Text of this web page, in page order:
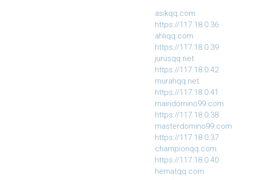
asikqq.com
https://117.18.0.36
ahliqq.com
https://117.18.0.39
jurusqq.net
https://117.18.0.42
murahqq.net
https://117.18.0.41
maindomino99.com
https://117.18.0.38
masterdomino99.com
https://117.18.0.37
championqq.com
https://117.18.0.40
hematqq.com